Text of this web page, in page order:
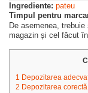
Ingrediente: pateu
Timpul pentru
De asemenea,
magazin și cel făcut
1 Depozitarea
2 Depozitarea